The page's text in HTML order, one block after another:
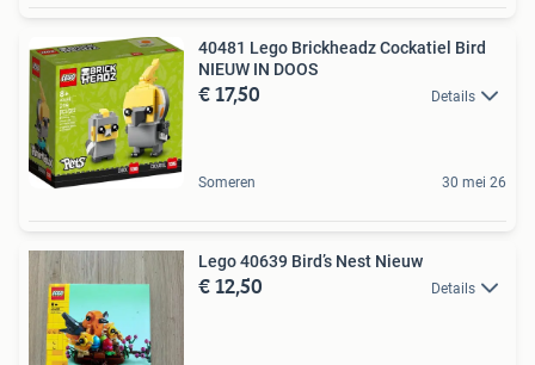
40481 Lego Brickheadz Cockatiel Bird
NIEUW IN DOOS
€ 17,50 Details
Someren 30 mei 26
Lego 40639 Bird’s Nest Nieuw
€ 12,50 Details